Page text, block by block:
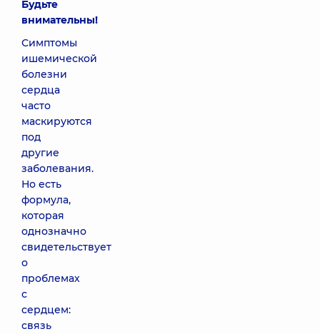
Будьте
внимательны!
Симптомы
ишемической
болезни
сердца
часто
маскируются
под
другие
заболевания.
Но есть
формула,
которая
однозначно
свидетельствует
о
проблемах
с
сердцем:
связь